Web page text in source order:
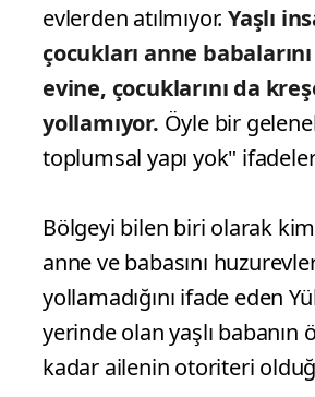
evlerden atılmıyor.Yaşlı
çocukları anne
evine, çocuklarını da
yollamıyor. Öyle bir
toplumsal yapı yok"
Bölgeyi bilen biri olarak
anne ve babasını
yollamadığını ifade eden
yerinde olan yaşlı babanın
kadar ailenin otoriteri